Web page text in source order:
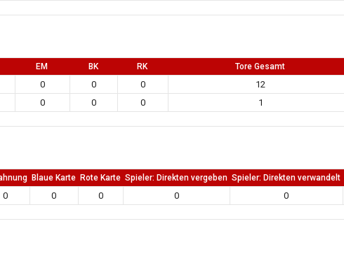
EM BK RK Tore Gesamt
0 0 0 12
0 0 0 1
Blaue Karte Rote Karte Spieler: Direkten vergeben Spieler: Direkten verwandelt
0 0 0 0 0